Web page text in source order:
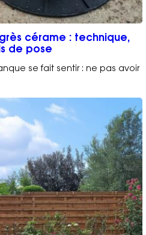
cérame : technique,
de pose
se fait sentir : ne pas avoir